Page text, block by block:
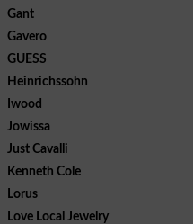
Gant
Gavero
GUESS
Heinrichssohn
Iwood
Jowissa
Just Cavalli
Kenneth Cole
Lorus
Love Local Jewelry